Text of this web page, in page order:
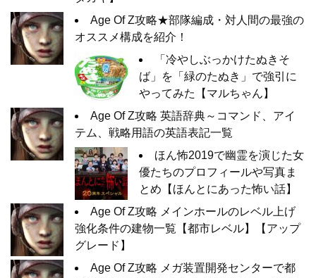
Age Of Z攻略★部隊編成・対人間の最強の
オススメ構成を紹介！
「冷やしぶっかけたぬきそ
ば」を「緑のたぬき」で強引に
やってみた【マルちゃん】
Age Of Z攻略 英語辞典～コマンド、アイ
テム、戦略用語の英語表記一覧
ほん怖2019で幽霊を演じた女
優たちのプロフィールや写真ま
とめ【ほんとにあった怖い話】
Age Of Z攻略 メインホールのレベル上げ
強化条件の建物一覧【都市レベル】【アップ
グレード】
Age Of Z攻略 メガ装置開発センターで都